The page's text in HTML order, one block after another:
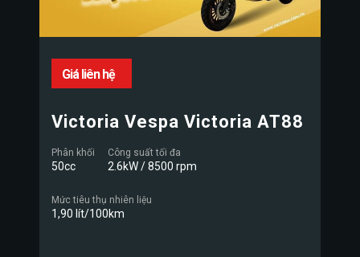
Giá liên hệ
Victoria Vespa Victoria AT88
Phân khối
50cc
Công suất tối đa
2.6kW / 8500 rpm
Mức tiêu thụ nhiên liệu
1,90 lít/100km